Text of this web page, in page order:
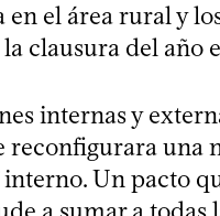
el área rural y
clausura del año
internas y
reconfigurara una
Un pacto